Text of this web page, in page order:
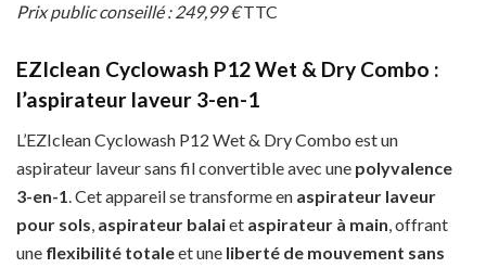
Prix public conseillé : 249,99 €TTC
EZIclean Cyclowash P12 Wet & Dry Combo :
l’aspirateur laveur 3-en-1
L’EZIclean Cyclowash P12 Wet & Dry Combo est un
aspirateur laveur sans fil convertible avec une polyvalence
3-en-1 . Cet appareil se transforme en aspirateur laveur
pour sols aspirateur balaiet aspirateur à main , offrant
une flexibilité totaleet une liberté de mouvement sans